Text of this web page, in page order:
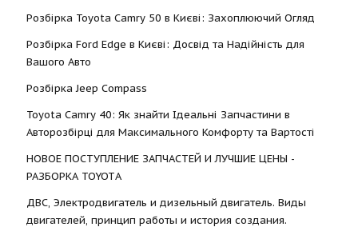
Розбірка Toyota Camry 50 в Києві: Захоплюючий Огляд
Розбірка Ford Edge в Києві: Досвід та Надійність для
Вашого Авто
Розбірка Jeep Compass
Toyota Camry 40: Як знайти Ідеальні Запчастини в
Авторозбірці для Максимального Комфорту та Вартості
НОВОЕ ПОСТУПЛЕНИЕ ЗАПЧАСТЕЙ И ЛУЧШИЕ ЦЕНЫ -
РАЗБОРКА TOYOTА
ДВС, Электродвигатель и дизельный двигатель. Виды
двигателей, принцип работы и история создания.